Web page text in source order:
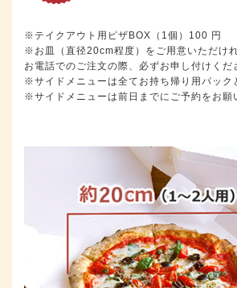
※テイクアウト用ピザBOX（1個）100 円
※お皿（直径20cm程度）をご用意いただけれ
お電話でのご注文の際、必ずお申し付けくだ
※サイドメニューは全てお持ち帰り用パック
※サイドメニューは前日までにご予約をお願